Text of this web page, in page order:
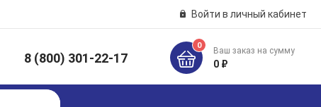
Войти в личный кабинет
8 (800) 301-22-17
0
Ваш заказ на сумму
0 ₽